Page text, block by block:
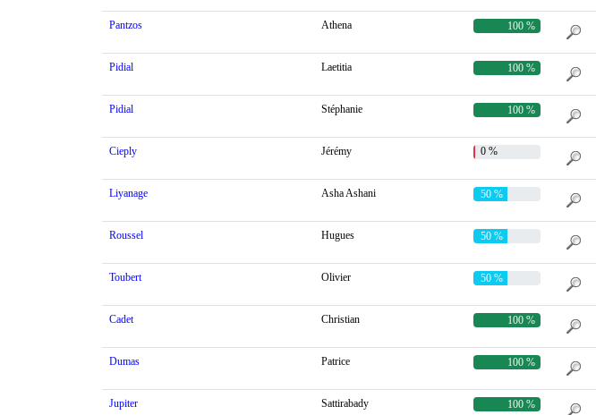
Pantzos Athena 100 %
Pidial Laetitia 100 %
Pidial Stéphanie 100 %
Cieply Jérémy 0 %
Liyanage Asha Ashani 50 %
Roussel Hugues 50 %
Toubert Olivier 50 %
Cadet Christian 100 %
Dumas Patrice 100 %
Jupiter Sattirabady 100 %